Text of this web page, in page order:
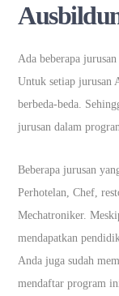
Ada beberapa
Untuk setiap jurusan
berbeda-beda.
jurusan dalam
Beberapa jurusan
Perhotelan, Chef,
Mechatroniker.
mendapatkan
Anda juga sudah
mendaftar program